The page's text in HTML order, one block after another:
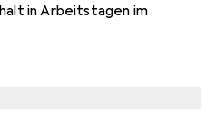
in Arbeitstagen im